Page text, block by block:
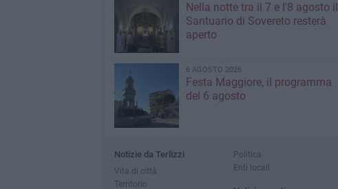
Nella notte tra il 7 e l'8 agosto il
Santuario di Sovereto resterà
aperto
6 AGOSTO 2026
Festa Maggiore, il programma
del 6 agosto
Notizie da Terlizzi
Vita di città
Territorio
Politica
Enti locali